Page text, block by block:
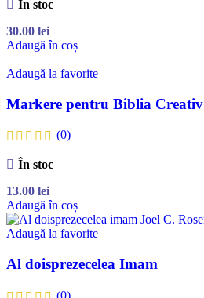
În stoc
30.00 lei
Adaugă în coș
Adaugă la favorite
Markere pentru Biblia Creativ
(0)
În stoc
13.00 lei
Adaugă în coș
Adaugă la favorite
Al doisprezecelea Imam
(0)